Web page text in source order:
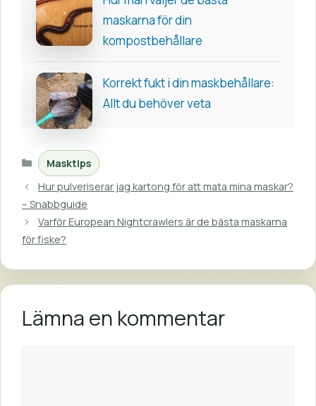
maskarna för din
kompostbehållare
Korrekt fukt i din maskbehållare:
Allt du behöver veta
Kategorier
Masktips
Hur pulveriserar jag kartong för att mata mina maskar?
– Snabbguide
Varför European Nightcrawlers är de bästa maskarna
för fiske?
Lämna en kommentar